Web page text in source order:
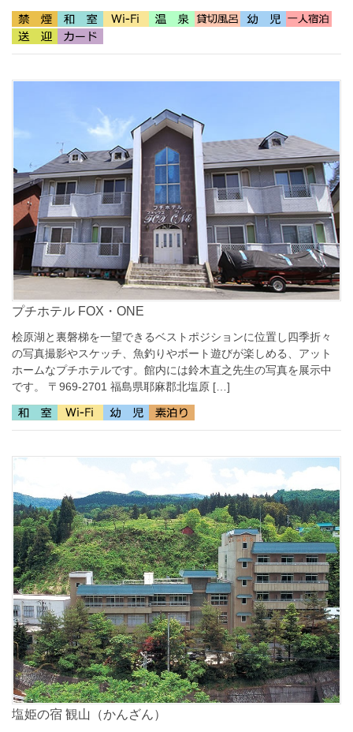
プチホテル FOX・ONE
桧原湖と裏磐梯を一望できるベストポジションに位置し四季折々
の写真撮影やスケッチ、魚釣りやボート遊びが楽しめる、アット
ホームなプチホテルです。館内には鈴木直之先生の写真を展示中
です。 〒969-2701 福島県耶麻郡北塩原 […]
塩姫の宿 観山（かんざん）